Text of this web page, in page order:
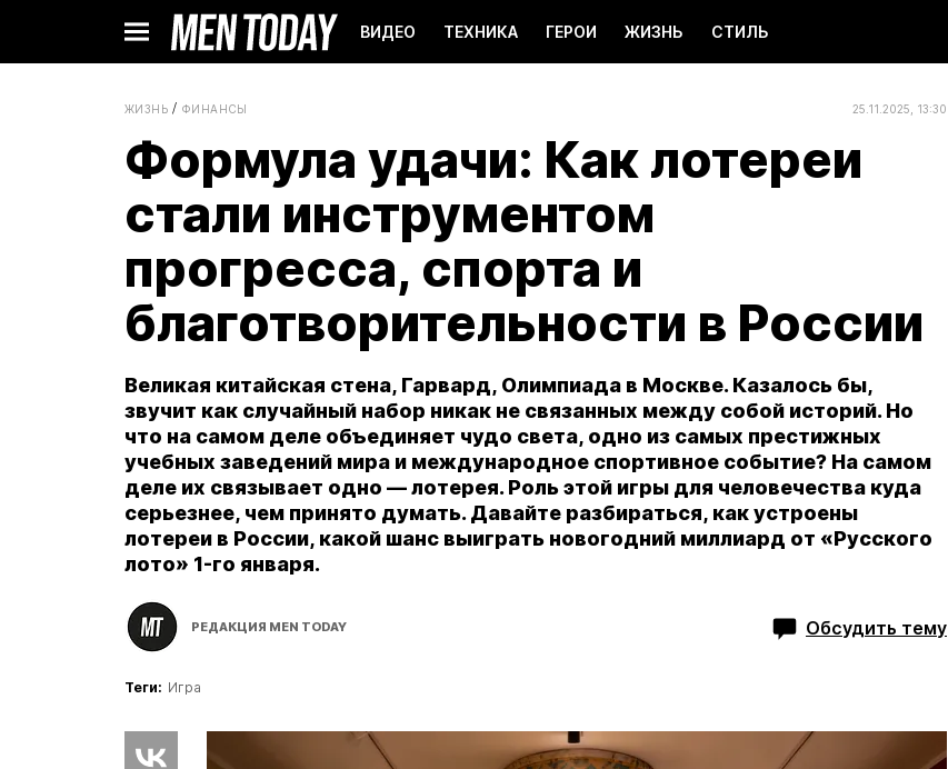
ВИДЕО ТЕХНИКА ГЕРОИ ЖИЗНЬ СТИЛЬ
ЖИЗНЬ ФИНАНСЫ 25.11.2025, 13:30
Формула удачи: Как лотереи
стали инструментом
прогресса, спорта и
благотворительности в России
Великая китайская стена, Гарвард, Олимпиада в Москве. Казалось бы,
звучит как случайный набор никак не связанных между собой историй. Но
что на самом деле объединяет чудо света, одно из самых престижных
учебных заведений мира и международное спортивное событие? На самом
деле их связывает одно — лотерея. Роль этой игры для человечества куда
серьезнее, чем принято думать. Давайте разбираться, как устроены
лотереи в России, какой шанс выиграть новогодний миллиард от «Русского
лото» 1-го января.
РЕДАКЦИЯ MEN TODAY Обсудить тему
Теги: Игра